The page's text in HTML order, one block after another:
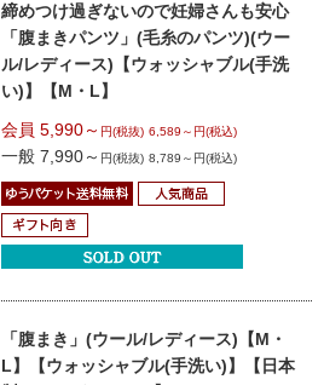
締めつけ過ぎないので妊婦さんも安心
「腹まきパンツ」(毛糸のパンツ)(ウー
ル/レディース) 【ウォッシャブル(手洗
い)】【M・L】
会員 5,990～ 円(税抜) 6,589～円(税込)
一般 7,990～ 円(税抜) 8,789～円(税込)
「腹まき」(ウール/レディース)【M・
L】
【ウォッシャブル(手洗い)】
【日本